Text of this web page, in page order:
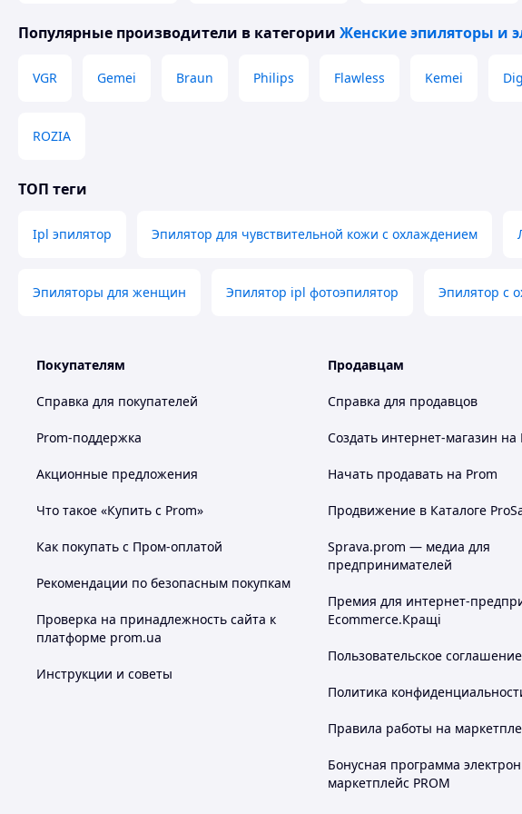
Система ICE-охлаждения— снижает нагрев и ощущение жжения
999 999 вспышек
— хватает на многие годы использования
Универсальное применение
чувствительной кожи.
путешествий.
Популярные производители в категории Женские эпиляторы и
VGR Gemei Braun Philips Flawless Kemei
ROZIA
ТОП теги
Ipl эпилятор Эпилятор для чувствительной кожи с охлаждением
Эпиляторы для женщин Эпилятор ipl фотоэпилятор Эпилятор с
Покупателям
Справка для покупателей
Prom-поддержка
Акционные предложения
Что такое «Купить с Prom»
Как покупать с Пром-оплатой
Рекомендации по безопасным покупкам
Проверка на принадлежность сайта к
платформе prom.ua
Инструкции и советы
Продавцам
Справка для продавцов
Создать интернет-магазин на
Начать продавать на Prom
Продвижение в Каталоге
Sprava.prom — медиа для
предпринимателей
Премия для интернет-
Ecommerce.Кращі
Пользовательское соглашение
Политика
Правила работы на
Бонусная программа
маркетплейс PROM